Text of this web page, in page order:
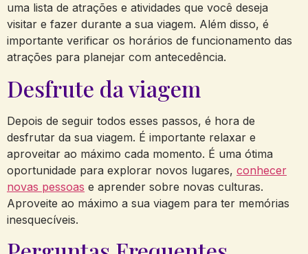
uma lista de atrações e atividades que você deseja
visitar e fazer durante a sua viagem. Além disso, é
importante verificar os horários de funcionamento das
atrações para planejar com antecedência.
Desfrute da viagem
Depois de seguir todos esses passos, é hora de
desfrutar da sua viagem. É importante relaxar e
aproveitar ao máximo cada momento. É uma ótima
oportunidade para explorar novos lugares, conhecer
novas pessoas e aprender sobre novas culturas.
Aproveite ao máximo a sua viagem para ter memórias
inesquecíveis.